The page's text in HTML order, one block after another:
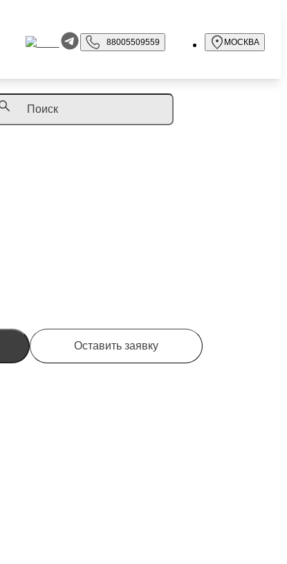
88005509559 МОСКВА
Оставить заявку